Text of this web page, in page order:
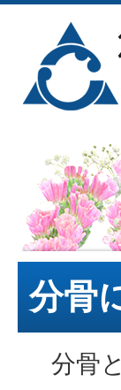
分骨
分骨